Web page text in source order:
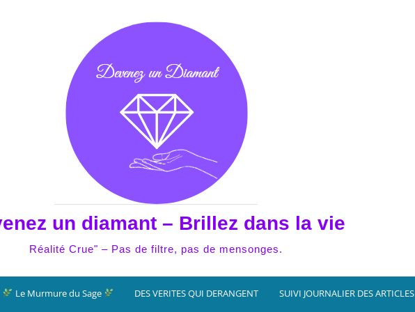
un diamant – Brillez dans la vie
Réalité Crue" – Pas de filtre, pas de mensonges.
Le Murmure du Sage DES VERITES QUI DERANGENT SUIVI JOURNALIER DES ARTICLES